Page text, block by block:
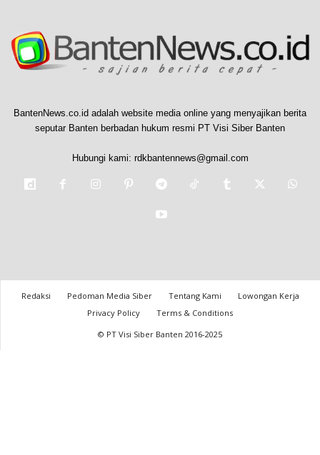
BantenNews.co.id adalah website media online yang menyajikan berita
seputar Banten berbadan hukum resmi PT Visi Siber Banten
Hubungi kami: rdkbantennews@gmail.com
Redaksi Pedoman Media Siber Tentang Kami
Lowongan Kerja
Privacy Policy
Terms & Conditions
© PT Visi Siber Banten 2016-2025